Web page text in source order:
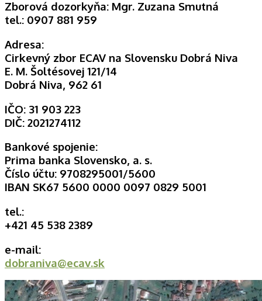
Zborová dozorkyňa: Mgr. Zuzana Smutná
tel.: 0907 881 959
Adresa:
Cirkevný zbor ECAV na Slovensku Dobrá Niva
E. M. Šoltésovej 121/14
Dobrá Niva, 962 61
IČO: 31 903 223
DIČ: 2021274112
Bankové spojenie:
Prima banka Slovensko, a. s.
Číslo účtu: 9708295001/5600
IBAN SK67 5600 0000 0097 0829 5001
tel.:
+421 45 538 2389
e-mail:
dobraniva@ecav.sk